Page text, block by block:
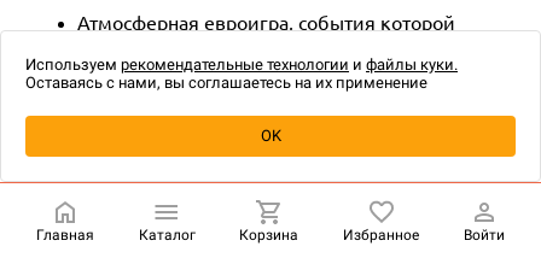
Атмосферная евроигра, события которой
Игроки собирают ресурсы и знания, чтобы
заслужить благосклонность Великих Древних,
в том числе построив общими силами
Каждый ход перед игроком встаёт выбор,
добавить карту рабочего в один из рядов,
отправить туда своего хранителя и выполнить
все представленные там действия, либо
забрать все карты рабочих из одного ряда
Главная Каталог Корзина Избранное Войти
Используем рекомендательные технологии и файлы куки.
Оставаясь с нами, вы соглашаетесь на их применение
OK